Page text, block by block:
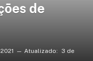
de
Atualizado:
3 de